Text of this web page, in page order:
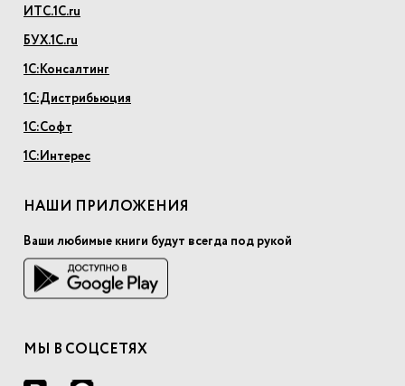
ИТС.1С.ru
БУХ.1С.ru
1С:Консалтинг
1С:Дистрибьюция
1С:Софт
1С:Интерес
НАШИ ПРИЛОЖЕНИЯ
Ваши любимые книги будут всегда под рукой
МЫ В СОЦСЕТЯХ